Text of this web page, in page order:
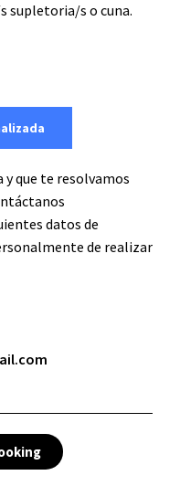
supletoria/s o cuna.
y que te resolvamos
datos de
de realizar